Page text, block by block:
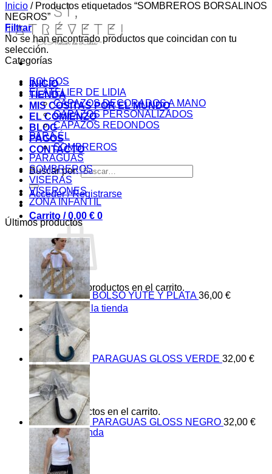
INICIO
TIENDA
MIS COSITAS POR EL MUNDO
EL COMIENZO
BLOG
PAGOS
CONTACTO
Buscar por:
Acceder / Registrarse
Carrito /0,00 € 0
No hay productos en el carrito.
Volver a la tienda
0
Carrito
No hay productos en el carrito.
Volver a la tienda
Inicio /Productos etiquetados “SOMBREROS BORSALINOS
NEGROS”
Filtrar
No se han encontrado productos que coincidan con tu
selección.
Categorías
BOLSOS
EL ATELIER DE LIDIA
CAPAZOS DECORADOS A MANO
CAPAZOS PERSONALIZADOS
CAPAZOS REDONDOS
PARA ÉL
SOMBREROS
PARAGUAS
SOMBREROS
VISERAS
VISERONES
ZONA INFANTIL
Últimos productos
BOLSO YUTE Y PLATA 36,00 €
PARAGUAS GLOSS VERDE 32,00 €
PARAGUAS GLOSS NEGRO 32,00 €